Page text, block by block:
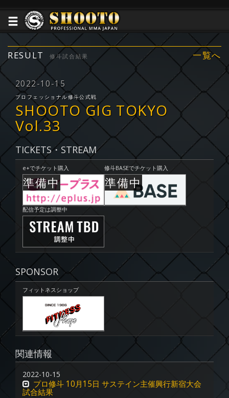
RESULT 修斗試合結果 一覧へ
2022-10-15
プロフェッショナル修斗公式戦
SHOOTO GIG TOKYO
Vol.33
TICKETS・STREAM
e+でチケット購入 修斗BASEでチケット購入
配信予定は調整中
SPONSOR
フィットネスショップ
関連情報
2022-10-15
プロ修斗 10月15日 サステイン主催興行新宿大会
試合結果